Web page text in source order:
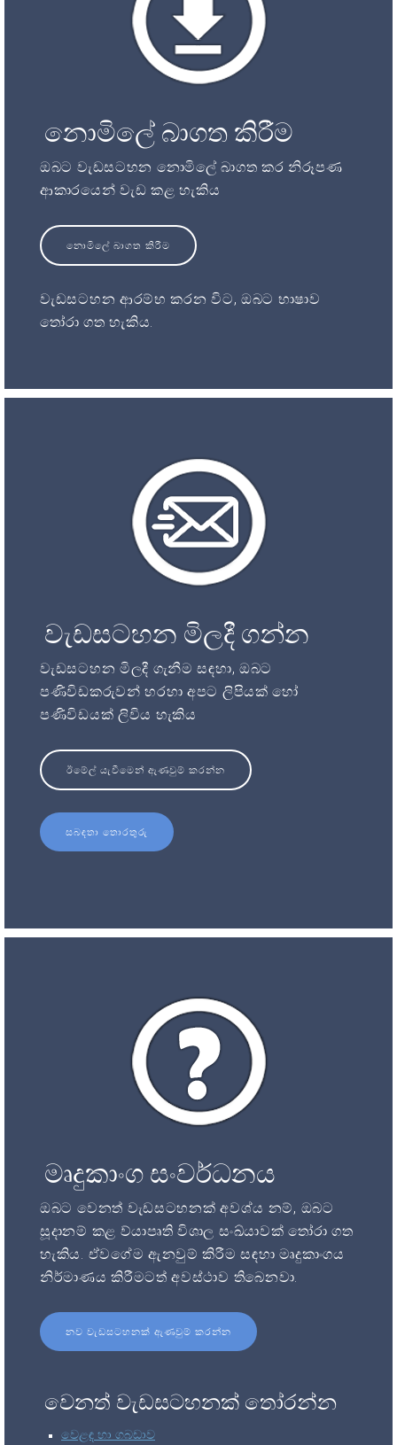
නොමිලේ බාගත කිරීම
ඔබට වැඩසටහන නොමිලේ බාගත කර නිරූපණ
ආකාරයෙන් වැඩ කළ හැකිය
නොමිලේ බාගත කිරීම
වැඩසටහන ආරම්භ කරන විට, ඔබට භාෂාව
තෝරා ගත හැකිය.
වැඩසටහන මිලදී ගන්න
වැඩසටහන මිලදී ගැනීම සඳහා, ඔබට
පණිවිඩකරුවන් හරහා අපට ලිපියක් හෝ
පණිවිඩයක් ලිවිය හැකිය
ඊමේල් යැවීමෙන් ඇණවුම් කරන්න
සබඳතා තොරතුරු
මෘදුකාංග සංවර්ධනය
ඔබට වෙනත් වැඩසටහනක් අවශ්ය නම්, ඔබට
සූදානම් කළ ව්යාපෘති විශාල සංඛ්යාවක් තෝරා ගත
හැකිය. ඒවගේම ඇනවුම් කිරීම සඳහා මෘදුකාංගය
නිර්මාණය කිරීමටත් අවස්ථාව තිබෙනවා.
නව වැඩසටහනක් ඇණවුම් කරන්න
වෙනත් වැඩසටහනක් තෝරන්න
වෙළඳ හා ගබඩාව